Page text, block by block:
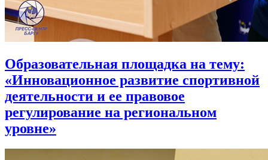
Образовательная площадка на тему:
«Инновационное развитие спортивной
деятельности и ее правовое
регулирование на региональном
уровне»